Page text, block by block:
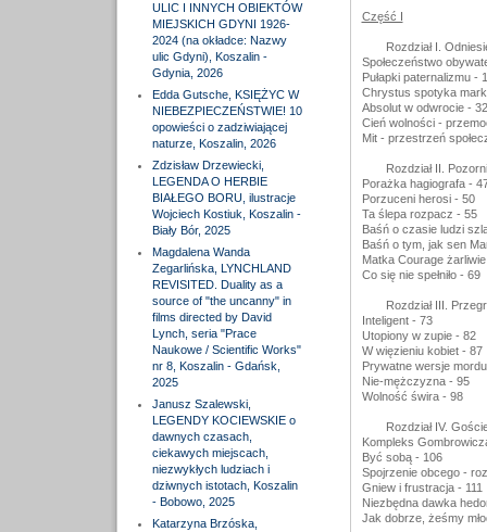
ULIC I INNYCH OBIEKTÓW
MIEJSKICH GDYNI 1926-
2024 (na okładce: Nazwy
ulic Gdyni), Koszalin -
Gdynia, 2026
Edda Gutsche, KSIĘŻYC W
NIEBEZPIECZEŃSTWIE! 10
opowieści o zadziwiającej
naturze, Koszalin, 2026
Zdzisław Drzewiecki,
LEGENDA O HERBIE
BIAŁEGO BORU, ilustracje
Wojciech Kostiuk, Koszalin -
Biały Bór, 2025
Magdalena Wanda
Zegarlińska, LYNCHLAND
REVISITED. Duality as a
source of "the uncanny" in
films directed by David
Lynch, seria "Prace
Naukowe / Scientific Works"
nr 8, Koszalin - Gdańsk,
2025
Janusz Szalewski,
LEGENDY KOCIEWSKIE o
dawnych czasach,
ciekawych miejscach,
niezwykłych ludziach i
dziwnych istotach, Koszalin
- Bobowo, 2025
Katarzyna Brzóska,
Część I
Rozdział I.
Społeczeństwo
Pułapki paternalizmu -
Chrystus spotyka
Absolut w odwrocie - 32
Cień wolności -
Mit - przestrzeń
Rozdział II.
Porażka hagiografa -
Porzuceni herosi - 50
Ta ślepa rozpacz - 55
Baśń o czasie ludzi
Baśń o tym, jak sen
Matka Courage
Co się nie spełniło - 69
Rozdział III.
Inteligent - 73
Utopiony w zupie - 82
W więzieniu kobiet - 87
Prywatne wersje
Nie-mężczyzna - 95
Wolność świra - 98
Rozdział IV.
Kompleks
Być sobą - 106
Spojrzenie obcego -
Gniew i frustracja - 111
Niezbędna dawka
Jak dobrze, żeśmy